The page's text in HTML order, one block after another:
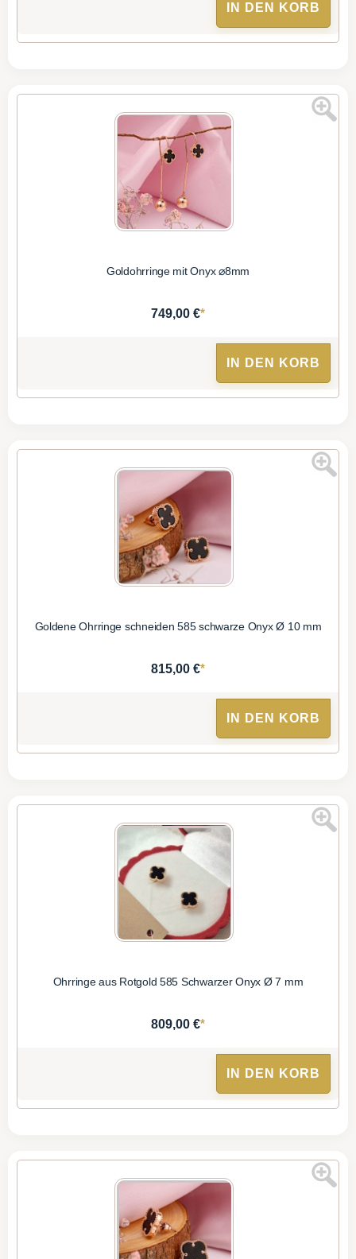
IN DEN KORB
Goldohrringe mit Onyx ⌀8mm
749,00 €*
IN DEN KORB
Goldene Ohrringe schneiden 585 schwarze Onyx Ø 10 mm
815,00 €*
IN DEN KORB
Ohrringe aus Rotgold 585 Schwarzer Onyx Ø 7 mm
809,00 €*
IN DEN KORB